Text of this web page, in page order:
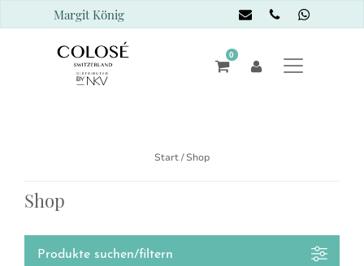
Margit König
0
Start/ Shop
Shop
Produkte suchen/filtern